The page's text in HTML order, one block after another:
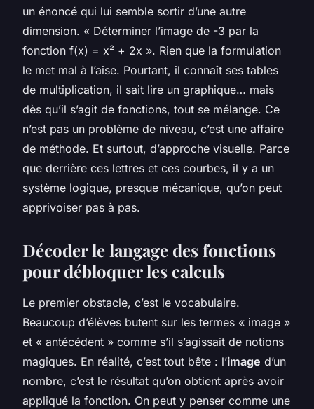
un énoncé qui lui semble sortir d’une autre
dimension. « Déterminer l’image de -3 par la
fonction f(x) = x² + 2x ». Rien que la formulation
le met mal à l’aise. Pourtant, il connaît ses tables
de multiplication, il sait lire un graphique… mais
dès qu’il s’agit de fonctions, tout se mélange. Ce
n’est pas un problème de niveau, c’est une affaire
de méthode. Et surtout, d’approche visuelle. Parce
que derrière ces lettres et ces courbes, il y a un
système logique, presque mécanique, qu’on peut
apprivoiser pas à pas.
Décoder le langage des fonctions
pour débloquer les calculs
Le premier obstacle, c’est le vocabulaire.
Beaucoup d’élèves butent sur les termes « image »
et « antécédent » comme s’il s’agissait de notions
magiques. En réalité, c’est tout bête : l’image d’un
nombre, c’est le résultat qu’on obtient après avoir
appliqué la fonction. On peut y penser comme une